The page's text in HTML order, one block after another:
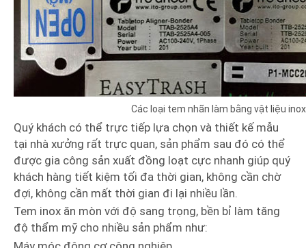
Các loại tem nhãn làm bằng vật liệu inox
Quý khách có thể trực tiếp lựa chọn và thiết kế mẫu
tại nhà xưởng rất trực quan, sản phẩm sau đó có thể
được gia công sản xuất đồng loạt cực nhanh giúp quý
khách hàng tiết kiệm tối đa thời gian, không cần chờ
đợi, không cần mất thời gian đi lại nhiều lần.
Tem inox ăn mòn với độ sang trọng, bền bỉ làm tăng
độ thẩm mỹ cho nhiều sản phẩm như: